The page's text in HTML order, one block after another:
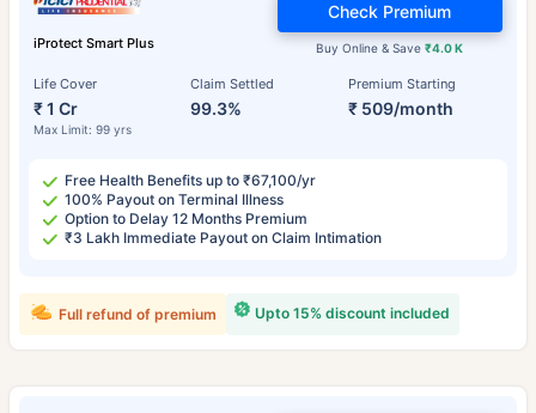
iProtect Smart Plus
Life Cover
₹ 1 Cr
Max Limit: 99 yrs
Claim Settled
99.3%
Premium Starting
₹ 509/month
Buy Online & Save₹4.0 K
Check Premium
Free Health Benefits up to ₹67,100/yr
100% Payout on Terminal Illness
Option to Delay 12 Months Premium
₹3 Lakh Immediate Payout on Claim Intimation
Upto 15% discount included
Full refund of premium